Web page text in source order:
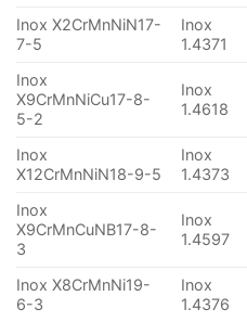
Inox X2CrMnNiN17-
7-5
Inox
1.4371
Inox
X9CrMnNiCu17-8-
5-2
Inox
1.4618
Inox
X12CrMnNiN18-9-5
Inox
1.4373
Inox
X9CrMnCuNB17-8-
3
Inox
1.4597
Inox X8CrMnNi19-
6-3
Inox
1.4376